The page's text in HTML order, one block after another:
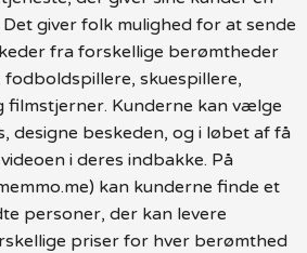
giver folk mulighed for at sende
fra forskellige berømtheder
fodboldspillere, skuespillere,
Kunderne kan vælge
designe beskeden, og i løbet af få
i deres indbakke. På
kan kunderne finde et
personer, der kan levere
priser for hver berømthed